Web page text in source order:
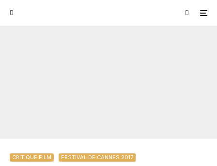
CRITIQUE FILM FESTIVAL DE CANNES 2017